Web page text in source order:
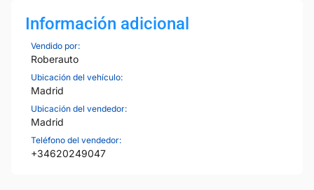
Información adicional
Vendido por:
Roberauto
Ubicación del vehículo:
Madrid
Ubicación del vendedor:
Madrid
Teléfono del vendedor:
+34620249047